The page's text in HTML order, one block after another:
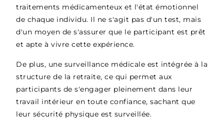
traitements médicamenteux et l'état émotionnel
de chaque individu. Il ne s'agit pas d'un test, mais
d'un moyen de s'assurer que le participant est prêt
et apte à vivre cette expérience.
De plus, une surveillance médicale est intégrée à la
structure de la retraite, ce qui permet aux
participants de s'engager pleinement dans leur
travail intérieur en toute confiance, sachant que
leur sécurité physique est surveillée.